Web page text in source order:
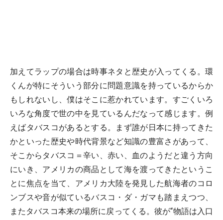
加えてラップの場合は時事ネタと歴史が入ってくる。環
くんが特にそういう部分に問題意識を持っているからか
もしれないし、僕はそこに惹かれています。すごくいろ
いろな角度で世の中を見ているんだなって感じます。例
えばタバスコがあるとする。まず誰が日本に持ってきた
かといった歴史や時代背景など知識の豊富さがあって、
そこからタバスコ＝辛い、赤い、血のようだと違う方向
にいき、アメリカの商品として海を渡ってきたというこ
とに焦点を当て、アメリカ大陸を発見した航海者のコロ
ンブスや音が似ているバスコ・ダ・ガマも踏まえつつ、
またタバスコ本来の場所に戻ってくる。彼が“物語は入口